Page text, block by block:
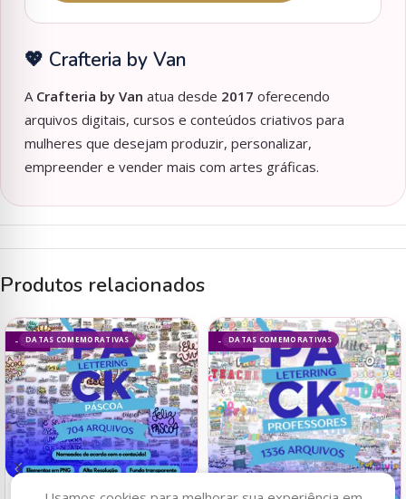
💖 Crafteria by Van
A Crafteria by Van atua desde 2017 oferecendo
arquivos digitais, cursos e conteúdos criativos para
mulheres que desejam produzir, personalizar,
empreender e vender mais com artes gráficas.
Produtos relacionados
DATAS COMEMORATIVAS
- 50% DATAS COMEMORATIVAS
- 50%